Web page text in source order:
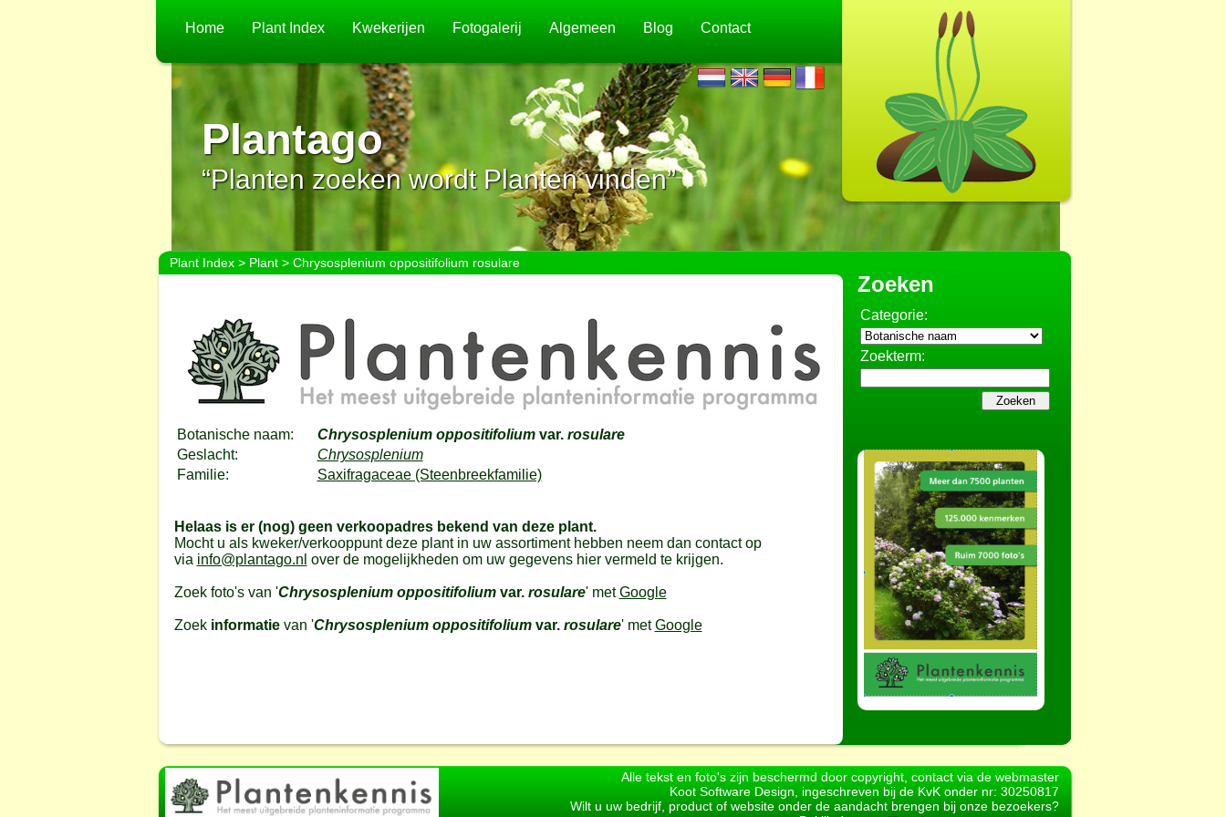
Home Plant Index Kwekerijen Fotogalerij Algemeen Blog Contact
Plantago
“Planten zoeken wordt Planten vinden”
Plant Index> Plant> Chrysosplenium oppositifolium rosulare
Botanische naam: Chrysosplenium oppositifolium var.rosulare
Geslacht:
Chrysosplenium
Familie:
Saxifragaceae (Steenbreekfamilie)
Helaas is er (nog) geen verkoopadres bekend van deze plant.
Mocht u als kweker/verkooppunt deze plant in uw assortiment hebben neem dan contact op
via info@plantago.nl over de mogelijkheden om uw gegevens hier vermeld te krijgen.
Zoek foto's van 'Chrysosplenium oppositifolium var.rosulare' metGoogle
Zoek informatievan 'Chrysosplenium oppositifolium var.rosulare' metGoogle
Zoeken
Categorie:
Zoekterm:
Alle tekst en foto's zijn beschermd door copyright, contact via de webmaster
Koot Software Design, ingeschreven bij de KvK onder nr: 30250817
Wilt u uw bedrijf, product of website onder de aandacht brengen bij onze bezoekers?